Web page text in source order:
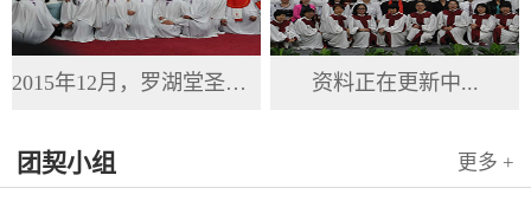
2015年12月，罗湖堂圣诞节 资料正在更新中...
团契小组 更多 +